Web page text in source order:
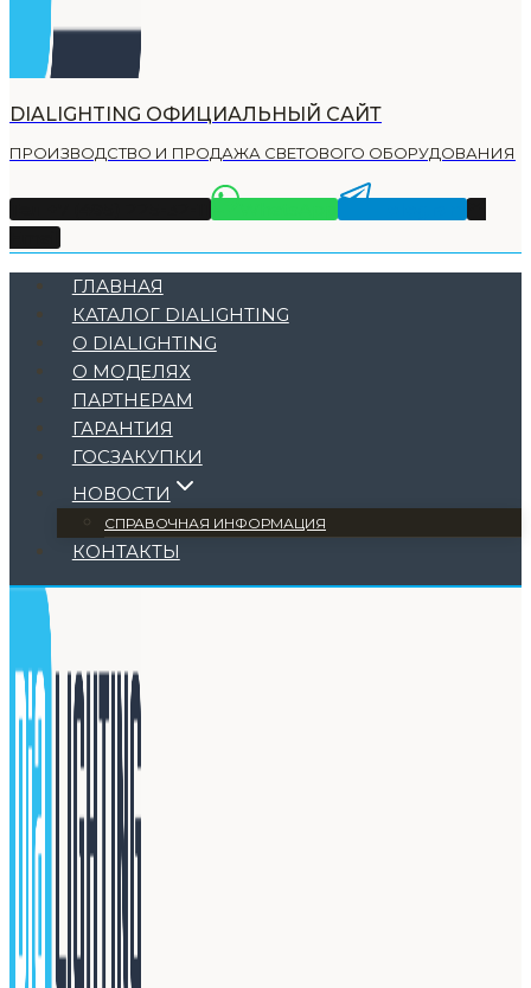
DIALIGHTING ОФИЦИАЛЬНЫЙ САЙТ
ПРОИЗВОДСТВО И ПРОДАЖА СВЕТОВОГО ОБОРУДОВАНИЯ
ГЛАВНАЯ
КАТАЛОГ DIALIGHTING
О DIALIGHTING
О МОДЕЛЯХ
ПАРТНЕРАМ
ГАРАНТИЯ
ГОСЗАКУПКИ
НОВОСТИ
СПРАВОЧНАЯ ИНФОРМАЦИЯ
КОНТАКТЫ